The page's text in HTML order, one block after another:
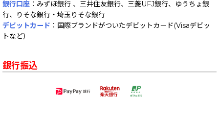
銀行口座 ：みずほ銀行 、三井住友銀行、三菱UFJ銀行、ゆうちょ銀
行、りそな銀行・埼玉りそな銀行
デビットカード ：国際ブランドがついたデビットカード(Visaデビッ
トなど）
銀行振込